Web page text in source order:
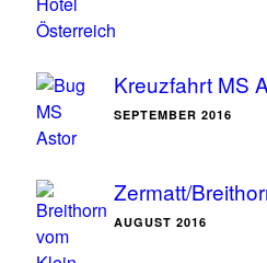
Kreuzfahrt MS
SEPTEMBER 2016
Zermatt/
AUGUST 2016